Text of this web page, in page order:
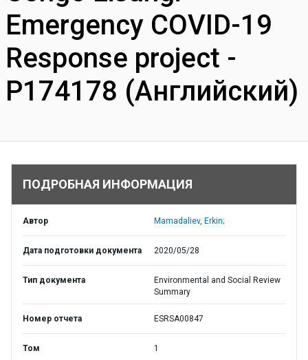
Emergency COVID-19
Response project -
P174178 (Английский)
ПОДРОБНАЯ ИНФОРМАЦИЯ
Автор Mamadaliev, Erkin;
Дата подготовки документа 2020/05/28
Тип документа
Environmental and Social Review
Summary
Номер отчета ESRSA00847
Том 1